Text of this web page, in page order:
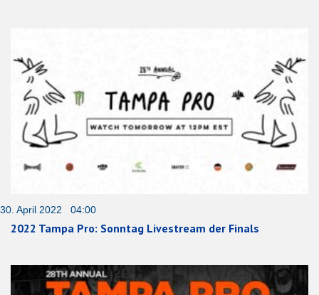
30. April 2022 04:00
2022 Tampa Pro: Sonntag Livestream der Finals